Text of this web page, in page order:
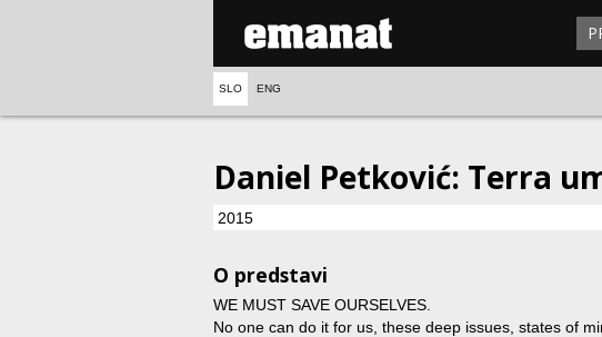
SLO ENG
Daniel Petković: Terra
2015
O predstavi
WE MUST SAVE OURSELVES.
No one can do it for us, these deep issues, states of